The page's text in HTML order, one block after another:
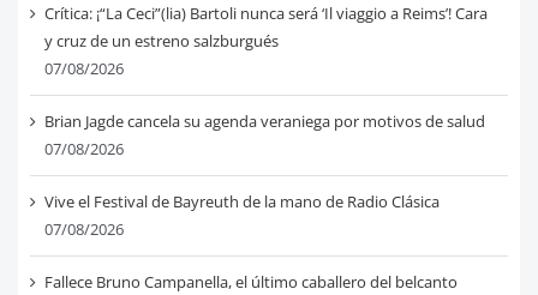
Crítica: ¡“La Ceci”(lia) Bartoli nunca será ‘Il viaggio a Reims’! Cara
y cruz de un estreno salzburgués
07/08/2026
Brian Jagde cancela su agenda veraniega por motivos de salud
07/08/2026
Vive el Festival de Bayreuth de la mano de Radio Clásica
07/08/2026
Fallece Bruno Campanella, el último caballero del belcanto